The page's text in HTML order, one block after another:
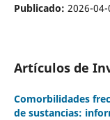
Publicado: 2026-04-
Artículos de
Comorbilidades
de sustancias: